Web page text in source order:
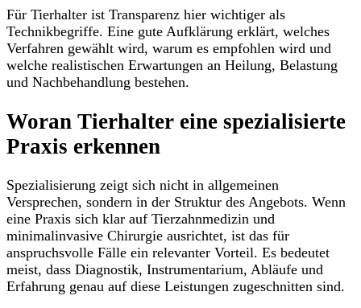
Für Tierhalter ist Transparenz hier wichtiger als
Technikbegriffe. Eine gute Aufklärung erklärt, welches
Verfahren gewählt wird, warum es empfohlen wird und
welche realistischen Erwartungen an Heilung, Belastung
und Nachbehandlung bestehen.
Woran Tierhalter eine spezialisierte
Praxis erkennen
Spezialisierung zeigt sich nicht in allgemeinen
Versprechen, sondern in der Struktur des Angebots. Wenn
eine Praxis sich klar auf Tierzahnmedizin und
minimalinvasive Chirurgie ausrichtet, ist das für
anspruchsvolle Fälle ein relevanter Vorteil. Es bedeutet
meist, dass Diagnostik, Instrumentarium, Abläufe und
Erfahrung genau auf diese Leistungen zugeschnitten sind.